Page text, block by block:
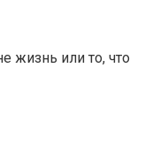
жизнь или то, что